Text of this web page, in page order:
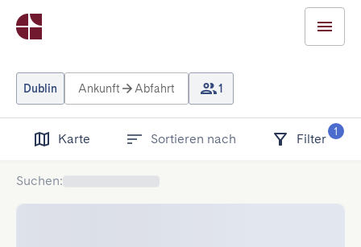
Dublin Ankunft Abfahrt 1
Karte Sortieren nach Filter
1
Suchen: